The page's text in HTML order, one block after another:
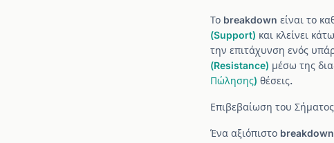
Το breakdown είναι το
(Support) και κλείνει
την επιτάχυνση ενός
(Resistance) μέσω της
Πώλησης) θέσεις.
Επιβεβαίωση του Σήματος
Ένα αξιόπιστο breakdown